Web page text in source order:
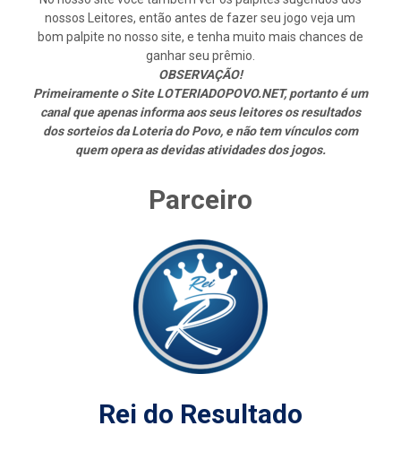
nossos Leitores, então antes de fazer seu jogo veja um
bom palpite no nosso site, e tenha muito mais chances de
ganhar seu prêmio.
OBSERVAÇÃO!
Primeiramente o Site LOTERIADOPOVO.NET, portanto é um
canal que apenas informa aos seus leitores os resultados
dos sorteios da Loteria do Povo, e não tem vínculos com
quem opera as devidas atividades dos jogos.
Parceiro
Rei do Resultado